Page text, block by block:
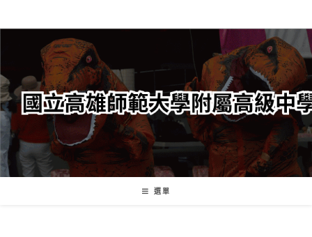
轉
要
內
容
選單